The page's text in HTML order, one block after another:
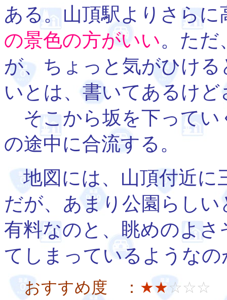
ある。山頂駅よりさら
の景色の方がいい。ただ
が、ちょっと気がひけ
いとは、書いてあるけど
そこから坂を下ってい
の途中に合流する。
地図には、山頂付近に
だが、あまり公園らし
有料なのと、眺めのよ
てしまっているような
おすすめ度 ： ★★☆☆☆